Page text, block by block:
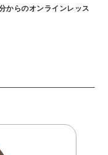
からのオンラインレッス